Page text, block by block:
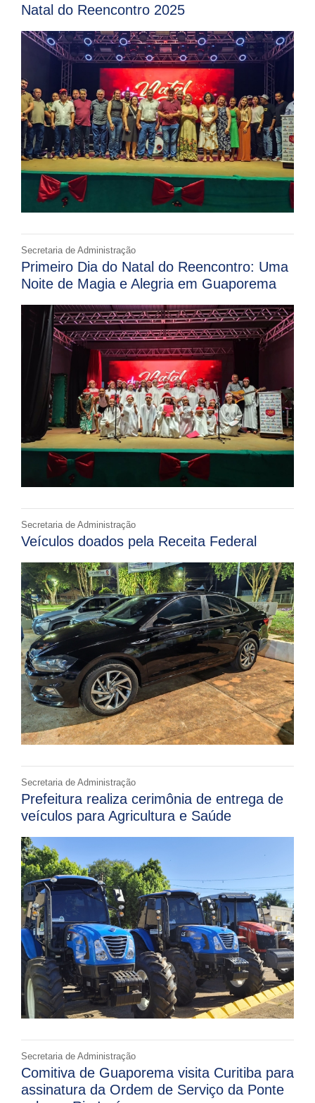
Natal do Reencontro 2025
Secretaria de Administração
Primeiro Dia do Natal do Reencontro: Uma
Noite de Magia e Alegria em Guaporema
Secretaria de Administração
Veículos doados pela Receita Federal
Secretaria de Administração
Prefeitura realiza cerimônia de entrega de
veículos para Agricultura e Saúde
Secretaria de Administração
Comitiva de Guaporema visita Curitiba para
assinatura da Ordem de Serviço da Ponte